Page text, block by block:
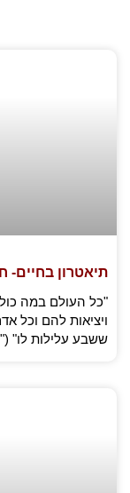
תיאטרון בחיים-
"כל העולם במה
ויציאות להם וכל
ששבע עלילות לו"